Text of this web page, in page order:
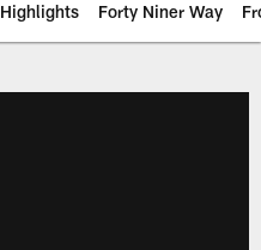
Highlights Forty Niner Way